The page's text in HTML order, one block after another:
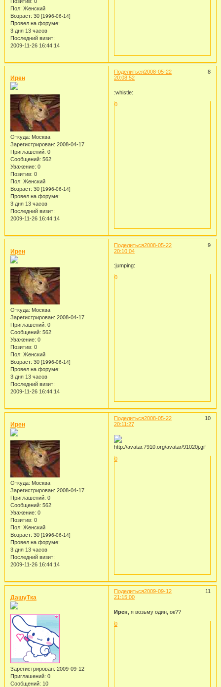
Пол: Женский
Возраст: 30 [1996-06-14]
Провел на форуме:
3 дня 13 часов
Последний визит:
2009-11-26 16:44:14
Поделиться 8
2008-05-22
20:08:52
Ирен
Откуда: Москва
Зарегистрирован: 2008-04-17
Приглашений: 0
Сообщений: 562
Уважение: 0
Позитив: 0
Пол: Женский
Возраст: 30 [1996-06-14]
Провел на форуме:
3 дня 13 часов
Последний визит:
2009-11-26 16:44:14
:whistle:
0
Поделиться 9
2008-05-22
20:10:04
Ирен
Откуда: Москва
Зарегистрирован: 2008-04-17
Приглашений: 0
Сообщений: 562
Уважение: 0
Позитив: 0
Пол: Женский
Возраст: 30 [1996-06-14]
Провел на форуме:
3 дня 13 часов
Последний визит:
2009-11-26 16:44:14
:jumping:
0
Поделиться 10
2008-05-22
20:11:27
Ирен
Откуда: Москва
Зарегистрирован: 2008-04-17
Приглашений: 0
Сообщений: 562
Уважение: 0
Позитив: 0
Пол: Женский
Возраст: 30 [1996-06-14]
Провел на форуме:
3 дня 13 часов
Последний визит:
2009-11-26 16:44:14
0
Поделиться 11
2009-09-12
21:15:00
ДашуТка
Зарегистрирован: 2009-09-12
Приглашений: 0
Сообщений: 10
Ирен , я возьму один, ок??
0